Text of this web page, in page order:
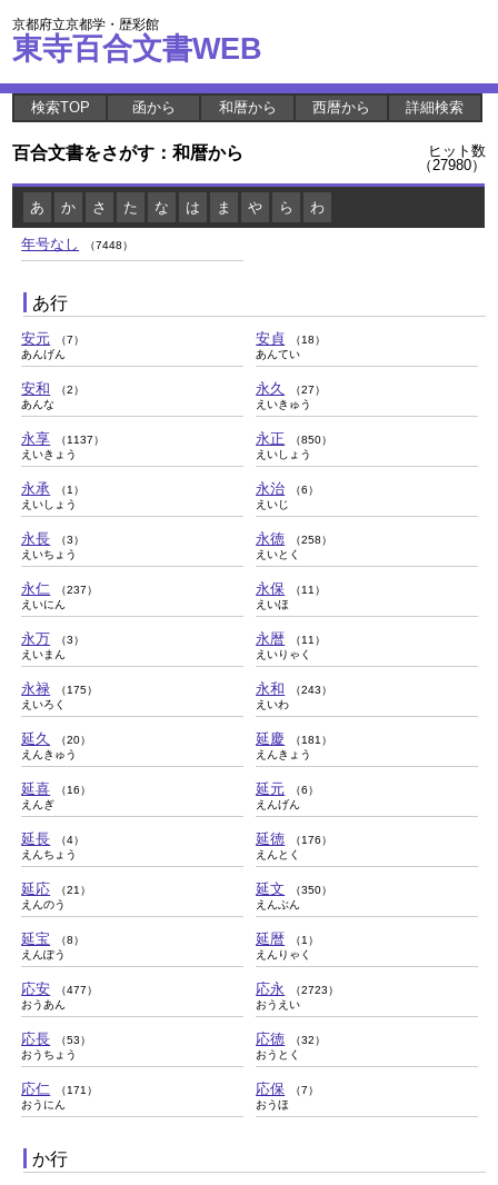
京都府立京都学・歴彩館
東寺百合文書WEB
検索TOP 函から 和暦から 西暦から 詳細検索
百合文書をさがす：和暦から
ヒット数
（27980）
あ か さ た な は ま や ら わ
年号なし （7448）
あ行
安元
（7）
あんげん
安貞
（18）
あんてい
安和
（2）
あんな
永久
（27）
えいきゅう
永享
（1137）
えいきょう
永正
（850）
えいしょう
永承
（1）
えいしょう
永治
（6）
えいじ
永長
（3）
えいちょう
永徳
（258）
えいとく
永仁
（237）
えいにん
永保
（11）
えいほ
永万
（3）
えいまん
永暦
（11）
えいりゃく
永禄
（175）
えいろく
永和
（243）
えいわ
延久
（20）
えんきゅう
延慶
（181）
えんきょう
延喜
（16）
えんぎ
延元
（6）
えんげん
延長
（4）
えんちょう
延徳
（176）
えんとく
延応
（21）
えんのう
延文
（350）
えんぶん
延宝
（8）
えんぽう
延暦
（1）
えんりゃく
応安
（477）
おうあん
応永
（2723）
おうえい
応長
（53）
おうちょう
応徳
（32）
おうとく
応仁
（171）
おうにん
応保
（7）
おうほ
か行